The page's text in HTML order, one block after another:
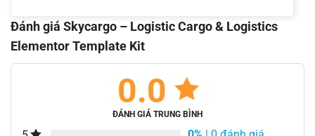
Đánh giá Skycargo – Logistic Cargo & Logistics
Elementor Template Kit
0.0
ĐÁNH GIÁ TRUNG BÌNH